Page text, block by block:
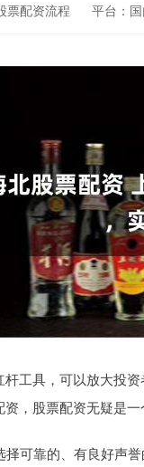
票配资流程 平台：
杆工具，可以放大投
，股票配资无疑是一
择可靠的、有良好声